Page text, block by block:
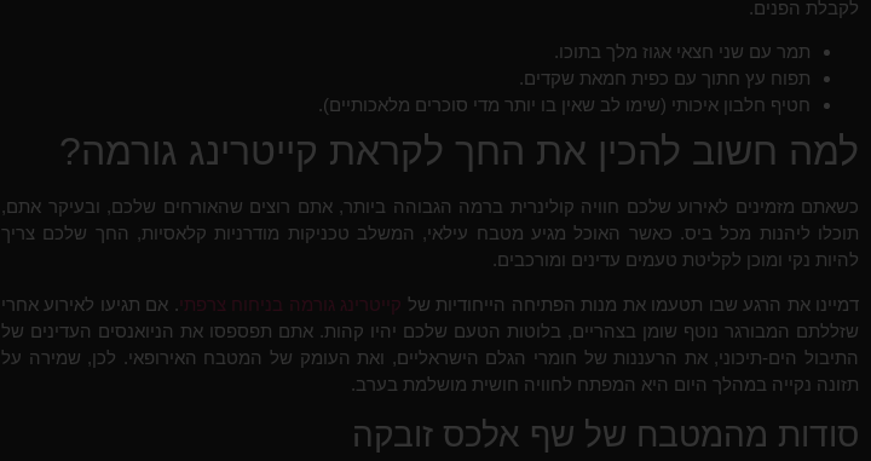
לקבלת הפנים.
תמר עם שני חצאי אגוז מלך בתוכו.
תפוח עץ חתוך עם כפית חמאת שקדים.
חטיף חלבון איכותי (שימו לב שאין בו יותר מדי סוכרים מלאכותיים).
למה חשוב להכין את החך לקראת קייטרינג גורמה?
כשאתם מזמינים לאירוע שלכם חוויה קולינרית ברמה הגבוהה ביותר, אתם רוצים שהאורחים שלכם, ובעיקר אתם,
תוכלו ליהנות מכל ביס. כאשר האוכל מגיע מטבח עילאי, המשלב טכניקות מודרניות קלאסיות, החך שלכם צריך
להיות נקי ומוכן לקליטת טעמים עדינים ומורכבים.
דמיינו את הרגע שבו תטעמו את מנות הפתיחה הייחודיות של קייטרינג גורמה בניחוח צרפתי . אם תגיעו לאירוע אחרי
שזללתם המבורגר נוטף שומן בצהריים, בלוטות הטעם שלכם יהיו קהות. אתם תפספסו את הניואנסים העדינים של
התיבול הים-תיכוני, את הרעננות של חומרי הגלם הישראליים, ואת העומק של המטבח האירופאי. לכן, שמירה על
תזונה נקייה במהלך היום היא המפתח לחוויה חושית מושלמת בערב.
סודות מהמטבח של שף אלכס זובקה